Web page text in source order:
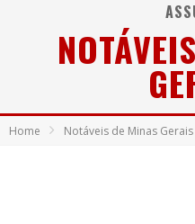
Home Notáveis de Minas Gerais